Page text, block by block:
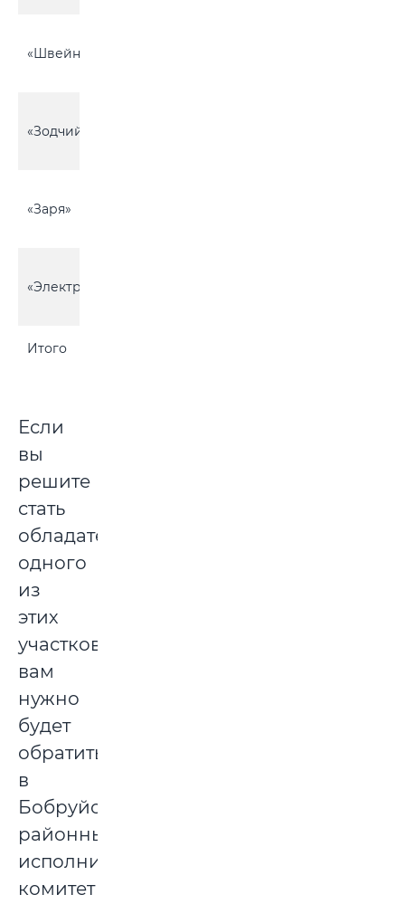
«Швейник»
«Зодчий»
«Заря»
«Электрон»
Итого
Если
вы
решите
стать
обладателем
одного
из
этих
участков,
вам
нужно
будет
обратиться
в
Бобруйский
районный
исполнительный
комитет